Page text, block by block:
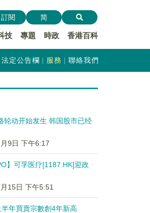
技 專題 時政 香港百科
訂閱 简
法定公告欄 服務 聯絡我們
轮动开始发生 韩国股市已经
9日 下午6:17
】可孚医疗[1187.HK]迎政
15日 下午5:51
年買賣宗數創4年新高